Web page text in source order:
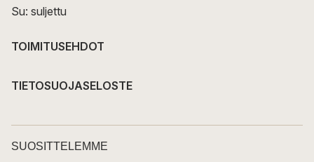
Su: suljettu
TOIMITUSEHDOT
TIETOSUOJASELOSTE
SUOSITTELEMME